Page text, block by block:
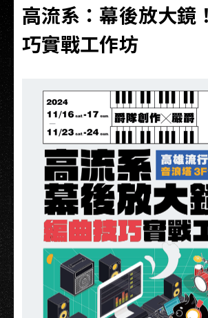
高流系：幕後放大鏡
巧實戰工作坊